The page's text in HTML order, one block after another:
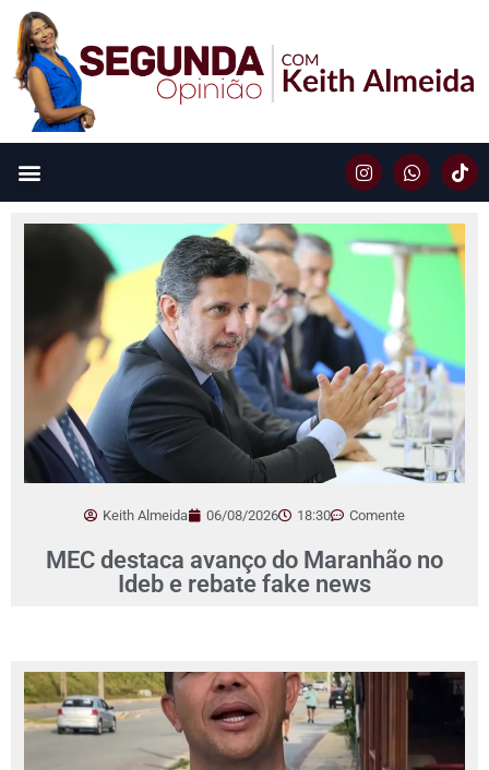
Keith Almeida 06/08/2026 18:30 Comente
MEC destaca avanço do Maranhão no
Ideb e rebate fake news